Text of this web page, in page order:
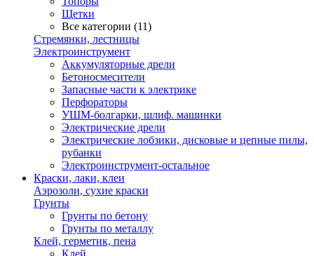
Щетки
Все категории (11)
Стремянки, лестницы
Электроинструмент
Аккумуляторные дрели
Бетоносмесители
Запасные части к электрике
Перфораторы
УШМ-болгарки, шлиф. машинки
Электрические дрели
Электрические лобзики, дисковые и цепные пилы,
рубанки
Электроинструмент-остальное
Краски, лаки, клеи
Аэрозоли, сухие краски
Грунты
Грунты по бетону
Грунты по металлу
Клей, герметик, пена
Клей